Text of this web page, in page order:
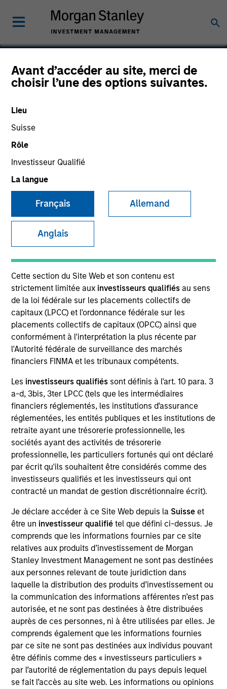
Avant d’accéder au site, merci de
choisir l’une des options suivantes.
Lieu
Suisse
Rôle
Investisseur Qualifié
La langue
Français Allemand
Anglais
Cette section du Site Web et son contenu est
strictement limitée aux investisseurs qualifiésau sens
de la loi fédérale sur les placements collectifs de
capitaux (LPCC) et l'ordonnance fédérale sur les
placements collectifs de capitaux (OPCC) ainsi que
conformément à l'interprétation la plus récente par
l'Autorité fédérale de surveillance des marchés
financiers FINMA et les tribunaux compétents.
Les investisseurs qualifiés sont définis à l'art. 10 para. 3
a-d, 3bis, 3ter LPCC (tels que les intermédiaires
financiers réglementés, les institutions d'assurance
réglementées, les entités publiques et les institutions de
retraite ayant une trésorerie professionnelle, les
sociétés ayant des activités de trésorerie
professionnelle, les particuliers fortunés qui ont déclaré
par écrit qu'ils souhaitent être considérés comme des
investisseurs qualifiés et les investisseurs qui ont
contracté un mandat de gestion discrétionnaire écrit).
Je déclare accéder à ce Site Web depuis la Suisse et
être un investisseur qualifiétel que défini ci-dessus. Je
comprends que les informations fournies par ce site
relatives aux produits d’investissement de Morgan
Stanley Investment Management ne sont pas destinées
aux personnes relevant de toute juridiction dans
laquelle la distribution des produits d’investissement ou
la communication des informations afférentes n’est pas
autorisée, et ne sont pas destinées à être distribuées
auprès de ces personnes, ni à être utilisées par elles. Je
comprends également que les informations fournies
par ce site ne sont pas destinées aux individus pouvant
être définis comme des « investisseurs particuliers »
par l’autorité de réglementation du pays depuis lequel
se fait l’accès au site web. Les informations ou opinions
Sokin
B2B Payment Software
COUNTRY
United Kingdom
Invested on
Apr 2024
Transaction Type
Series A Convertible Preferred
(First Institution)
London, UK-based B2B cross-border payments plus
workflow platform which provides a fully digital and
View Site
Board Membership
Lincoln Isetta
Investment Team
Morgan Stanley Expansion Capital